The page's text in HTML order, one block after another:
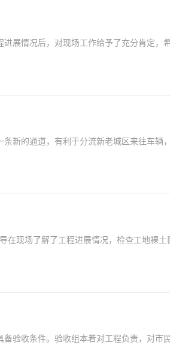
展情况后，对现场工作给予了充分肯定，
新的通道，有利于分流新老城区来往车辆
在现场了解了工程进展情况，检查工地裸土
验收条件。验收组本着对工程负责，对市